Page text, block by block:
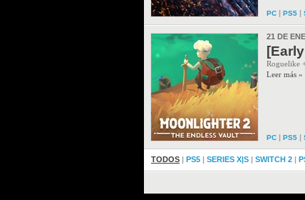
PC | PS5 |
21 DE
Roguelike
Leer más »
PC | PS5 |
TODOS | PS5 | SERIES X|S | SWITCH 2 |